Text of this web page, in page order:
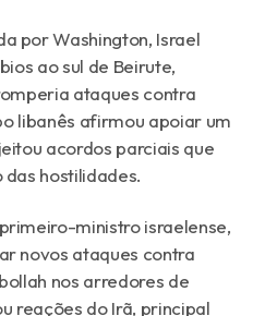
por Washington, Israel
ao sul de Beirute,
ataques contra
libanês afirmou apoiar um
acordos parciais que
hostilidades.
ministro israelense,
novos ataques contra
nos arredores de
reações do Irã, principal